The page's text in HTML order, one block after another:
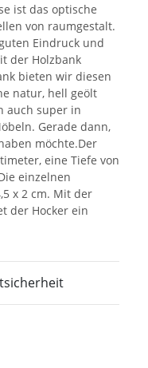
ist das optische
von raumgestalt.
Eindruck und
der Holzbank
bieten wir diesen
natur, hell geölt
auch super in
Gerade dann,
möchte.Der
eine Tiefe von
einzelnen
x 2 cm. Mit der
der Hocker ein